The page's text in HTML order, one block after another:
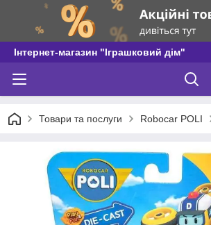
Інтернет-магазин "Іграшковий дім"
Товари та послуги Robocar POLI